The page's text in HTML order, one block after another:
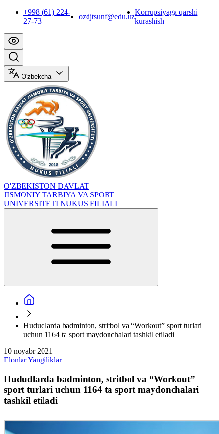
+998 (61) 224-
27-73
ozdjtsunf@edu.uz
Korrupsiyaga qarshi
kurashish
O'zbekcha
O'ZBEKISTON DAVLAT
JISMONIY TARBIYA VA SPORT
UNIVERSITETI NUKUS FILIALI
Hududlarda badminton, stritbol va “Workout” sport turlari
uchun 1164 ta sport maydonchalari tashkil etiladi
10 noyabr 2021
ElonlarYangiliklar
Hududlarda badminton, stritbol va “Workout”
sport turlari uchun 1164 ta sport maydonchalari
tashkil etiladi